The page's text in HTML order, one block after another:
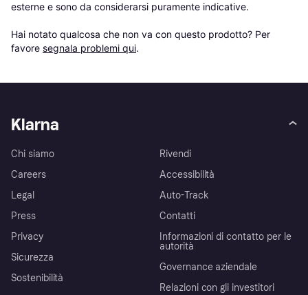
esterne e sono da considerarsi puramente indicative.
Hai notato qualcosa che non va con questo prodotto? Per
favore segnala problemi qui.
Klarna
Chi siamo
Careers
Legal
Press
Privacy
Sicurezza
Sostenibilità
Rivendi
Accessibilità
Auto-Track
Contatti
Informazioni di contatto per le
autorità
Governance aziendale
Relazioni con gli investitori